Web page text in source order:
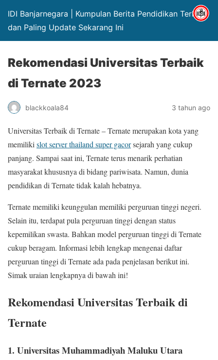
IDI Banjarnegara | Kumpulan Berita Pendidikan Terbaru
dan Paling Update Sekarang Ini
Rekomendasi Universitas Terbaik
di Ternate 2023
blackkoala84 3 tahun ago
Universitas Terbaik di Ternate – Ternate merupakan kota yang
memiliki slot server thailand super gacorsejarah yang cukup
panjang. Sampai saat ini, Ternate terus menarik perhatian
masyarakat khususnya di bidang pariwisata. Namun, dunia
pendidikan di Ternate tidak kalah hebatnya.
Ternate memiliki keunggulan memiliki perguruan tinggi negeri.
Selain itu, terdapat pula perguruan tinggi dengan status
kepemilikan swasta. Bahkan model perguruan tinggi di Ternate
cukup beragam. Informasi lebih lengkap mengenai daftar
perguruan tinggi di Ternate ada pada penjelasan berikut ini.
Simak uraian lengkapnya di bawah ini!
Rekomendasi Universitas Terbaik di
Ternate
1. Universitas Muhammadiyah Maluku Utara